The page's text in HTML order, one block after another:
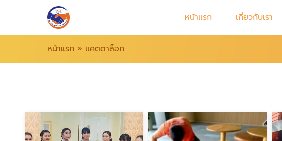
หน้าแรก เกี่ยวกับเรา
หน้าแรก » แคตตาล็อก